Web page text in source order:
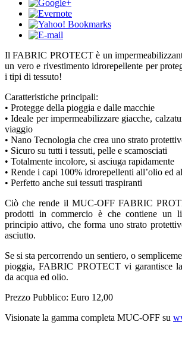
Il FABRIC PROTECT è un
un vero e rivestimento idrorepellente per
i tipi di tessuto!
Caratteristiche principali:
• Protegge della pioggia e dalle macchie
• Ideale per impermeabilizzare giacche,
viaggio
• Nano Tecnologia che crea uno strato
• Sicuro su tutti i tessuti, pelle e scamosciati
• Totalmente incolore, si asciuga rapidamente
• Rende i capi 100% idrorepellenti all’olio ed
• Perfetto anche sui tessuti traspiranti
Ciò che rende il MUC-OFF FABRIC
prodotti in commercio è che contiene un
principio attivo, che forma uno strato
asciutto.
Se si sta percorrendo un sentiero, o
pioggia, FABRIC PROTECT vi garantisce
da acqua ed olio.
Prezzo Pubblico: Euro 12,00
Visionate la gamma completa MUC-OFF su